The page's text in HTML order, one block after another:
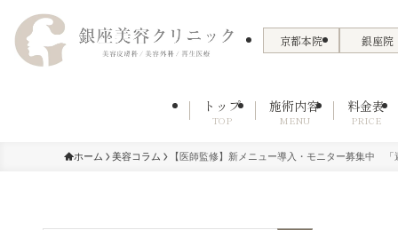
京都本院 銀座院
トップ
TOP
施術内容
MENU
料金表
PRICE
ホーム 美容コラム 【医師監修】新メニュー導入・モニター募集中